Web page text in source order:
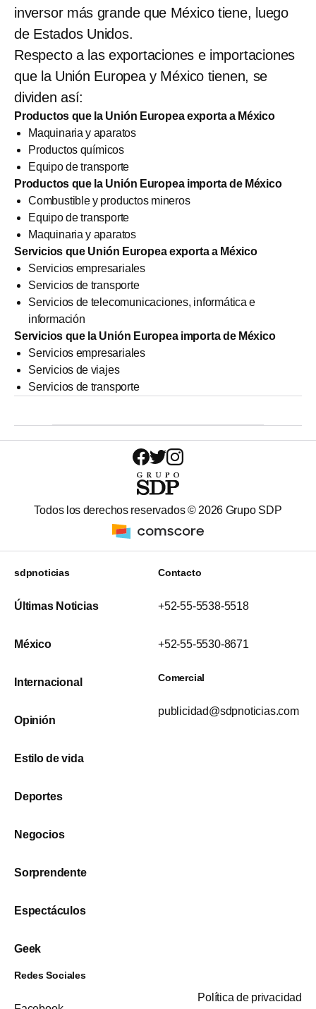
inversor más grande que México tiene, luego
de Estados Unidos.
Respecto a las exportaciones e importaciones
que la Unión Europea y México tienen, se
dividen así:
Productos que la Unión Europea exporta a México
Maquinaria y aparatos
Productos químicos
Equipo de transporte
Productos que la Unión Europea importa de México
Combustible y productos mineros
Equipo de transporte
Maquinaria y aparatos
Servicios que Unión Europea exporta a México
Servicios empresariales
Servicios de transporte
Servicios de telecomunicaciones, informática e
información
Servicios que la Unión Europea importa de México
Servicios empresariales
Servicios de viajes
Servicios de transporte
Todos los derechos reservados © 2026 Grupo SDP
sdpnoticias
Últimas Noticias
México
Internacional
Opinión
Estilo de vida
Deportes
Negocios
Sorprendente
Espectáculos
Geek
Contacto
+52-55-5538-5518
+52-55-5530-8671
Comercial
publicidad@sdpnoticias.com
Redes Sociales
Política de privacidad